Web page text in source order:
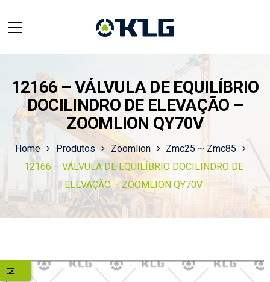
12166 – VÁLVULA DE EQUILÍBRIO
DOCILINDRO DE ELEVAÇÃO –
ZOOMLION QY70V
Home Produtos Zoomlion
Zmc25 ~ Zmc85
12166 – VÁLVULA DE EQUILÍBRIO DOCILINDRO DE
ELEVAÇÃO – ZOOMLION QY70V